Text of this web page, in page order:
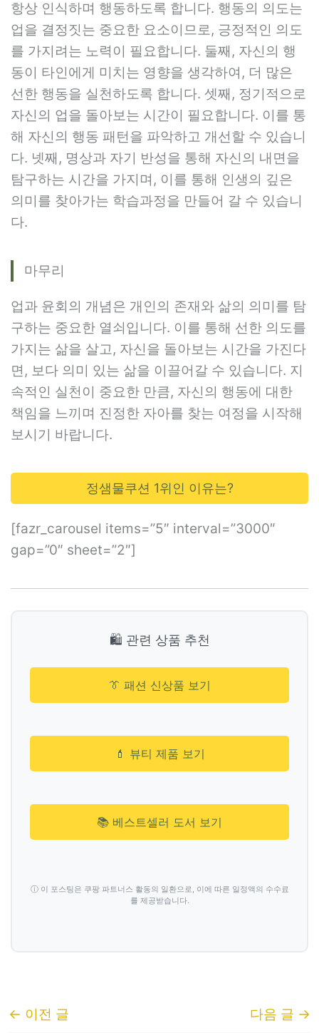
항상 인식하며 행동하도록 합니다. 행동의 의도는
업을 결정짓는 중요한 요소이므로, 긍정적인 의도
를 가지려는 노력이 필요합니다. 둘째, 자신의 행
동이 타인에게 미치는 영향을 생각하여, 더 많은
선한 행동을 실천하도록 합니다. 셋째, 정기적으로
자신의 업을 돌아보는 시간이 필요합니다. 이를 통
해 자신의 행동 패턴을 파악하고 개선할 수 있습니
다. 넷째, 명상과 자기 반성을 통해 자신의 내면을
탐구하는 시간을 가지며, 이를 통해 인생의 깊은
의미를 찾아가는 학습과정을 만들어 갈 수 있습니
다.
마무리
업과 윤회의 개념은 개인의 존재와 삶의 의미를 탐
구하는 중요한 열쇠입니다. 이를 통해 선한 의도를
가지는 삶을 살고, 자신을 돌아보는 시간을 가진다
면, 보다 의미 있는 삶을 이끌어갈 수 있습니다. 지
속적인 실천이 중요한 만큼, 자신의 행동에 대한
책임을 느끼며 진정한 자아를 찾는 여정을 시작해
보시기 바랍니다.
정샘물쿠션 1위인 이유는?
[fazr_carousel items=”5″ interval=”3000″
gap=”0″ sheet=”2″]
🛍️ 관련 상품 추천
👔 패션 신상품 보기
💄 뷰티 제품 보기
📚 베스트셀러 도서 보기
ⓘ 이 포스팅은 쿠팡 파트너스 활동의 일환으로, 이에 따른 일정액의 수수료
를 제공받습니다.
← 이전 글 다음 글 →